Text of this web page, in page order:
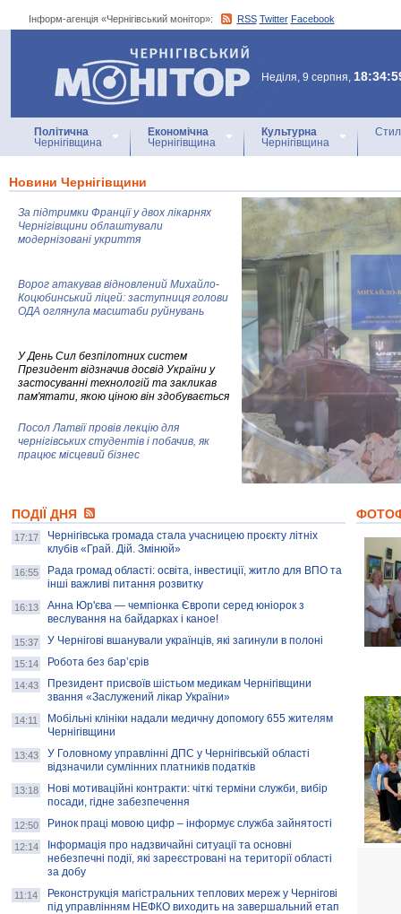
Інформ-агенція «Чернігівський монітор»: RSS Twitter Facebook
Інформ-агенція
«Чернігівський монітор»
Неділя, 9 серпня,
Політична
Чернігівщина
Економічна
Чернігівщина
Культурна
Чернігівщина
Новини Чернігівщини
За підтримки Франції у двох лікарнях
Чернігівщини облаштували
модернізовані укриття
Ворог атакував відновлений Михайло-
Коцюбинський ліцей: заступниця голови
ОДА оглянула масштаби руйнувань
У День Сил безпілотних систем
Президент відзначив досвід України у
застосуванні технологій та закликав
пам'ятати, якою ціною він здобувається
Посол Латвії провів лекцію для
чернігівських студентів і побачив, як
працює місцевий бізнес
колекцію про війну, емоції та тварин
AB InBev Efes Україна підтримала
навчальний проєкт "Молодіжна бізнес-
школа", спрямований на розвиток
підприємництва у Чернігівській області
Золота тварина: видання Forbes
написало про чернігівця Патрона: хто і
скільки на ньому заробляє? І куди
витрачають?
ПОДІЇ ДНЯ
17:17
Чернігівська громада стала учасницею проєкту літніх
клубів «Грай. Дій. Змінюй»
16:55
Рада громад області: освіта, інвестиції, житло для ВПО та
інші важливі питання розвитку
16:13
Анна Юр'єва — чемпіонка Європи серед юніорок з
веслування на байдарках і каное!
15:37 У Чернігові вшанували українців, які загинули в полоні
15:14 Робота без бар’єрів
14:43
Президент присвоїв шістьом медикам Чернігівщини
звання «Заслужений лікар України»
14:11
Мобільні клініки надали медичну допомогу 655 жителям
Чернігівщини
13:43
У Головному управлінні ДПС у Чернігівській області
відзначили сумлінних платників податків
13:18
Нові мотиваційні контракти: чіткі терміни служби, вибір
посади, гідне забезпечення
12:50 Ринок праці мовою цифр – інформує служба зайнятості
12:14
Інформація про надзвичайні ситуації та основні
небезпечні події, які зареєстровані на території області
за добу
11:14
Реконструкція магістральних теплових мереж у Чернігові
під управлінням НЕФКО виходить на завершальний етап